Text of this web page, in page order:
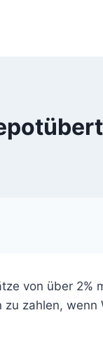
von über 2%
zahlen, wenn